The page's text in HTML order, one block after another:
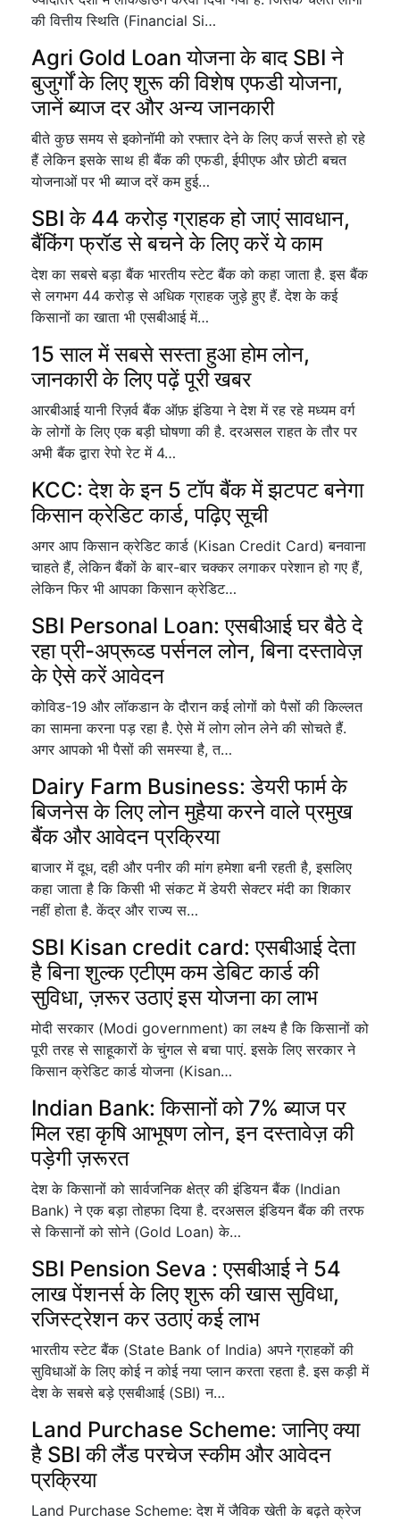
की वित्तीय स्थिति (Financial Si…
Agri Gold Loan योजना के बाद SBI ने
बुजुर्गों के लिए शुरू की विशेष एफडी योजना,
जानें ब्याज दर और अन्य जानकारी
बीते कुछ समय से इकोनॉमी को रफ्तार देने के लिए कर्ज सस्ते हो रहे
हैं लेकिन इसके साथ ही बैंक की एफडी, ईपीएफ और छोटी बचत
योजनाओं पर भी ब्याज दरें कम हुई…
SBI के 44 करोड़ ग्राहक हो जाएं सावधान,
बैंकिंग फ्रॉड से बचने के लिए करें ये काम
देश का सबसे बड़ा बैंक भारतीय स्टेट बैंक को कहा जाता है. इस बैंक
से लगभग 44 करोड़ से अधिक ग्राहक जुड़े हुए हैं. देश के कई
किसानों का खाता भी एसबीआई में…
15 साल में सबसे सस्ता हुआ होम लोन,
जानकारी के लिए पढ़ें पूरी खबर
आरबीआई यानी रिज़र्व बैंक ऑफ़ इंडिया ने देश में रह रहे मध्यम वर्ग
के लोगों के लिए एक बड़ी घोषणा की है. दरअसल राहत के तौर पर
अभी बैंक द्वारा रेपो रेट में 4…
KCC: देश के इन 5 टॉप बैंक में झटपट बनेगा
किसान क्रेडिट कार्ड, पढ़िए सूची
अगर आप किसान क्रेडिट कार्ड (Kisan Credit Card) बनवाना
चाहते हैं, लेकिन बैंकों के बार-बार चक्कर लगाकर परेशान हो गए हैं,
लेकिन फिर भी आपका किसान क्रेडिट…
SBI Personal Loan: एसबीआई घर बैठे दे
रहा प्री-अप्रूव्ड पर्सनल लोन, बिना दस्तावेज़
के ऐसे करें आवेदन
कोविड-19 और लॉकडान के दौरान कई लोगों को पैसों की किल्लत
का सामना करना पड़ रहा है. ऐसे में लोग लोन लेने की सोचते हैं.
अगर आपको भी पैसों की समस्या है, त…
Dairy Farm Business: डेयरी फार्म के
बिजनेस के लिए लोन मुहैया करने वाले प्रमुख
बैंक और आवेदन प्रक्रिया
बाजार में दूध, दही और पनीर की मांग हमेशा बनी रहती है, इसलिए
कहा जाता है कि किसी भी संकट में डेयरी सेक्टर मंदी का शिकार
नहीं होता है. केंद्र और राज्य स…
SBI Kisan credit card: एसबीआई देता
है बिना शुल्क एटीएम कम डेबिट कार्ड की
सुविधा, ज़रूर उठाएं इस योजना का लाभ
मोदी सरकार (Modi government) का लक्ष्य है कि किसानों को
पूरी तरह से साहूकारों के चुंगल से बचा पाएं. इसके लिए सरकार ने
किसान क्रेडिट कार्ड योजना (Kisan…
Indian Bank: किसानों को 7% ब्याज पर
मिल रहा कृषि आभूषण लोन, इन दस्तावेज़ की
पड़ेगी ज़रूरत
देश के किसानों को सार्वजनिक क्षेत्र की इंडियन बैंक (Indian
Bank) ने एक बड़ा तोहफा दिया है. दरअसल इंडियन बैंक की तरफ
से किसानों को सोने (Gold Loan) के…
SBI Pension Seva : एसबीआई ने 54
लाख पेंशनर्स के लिए शुरू की खास सुविधा,
रजिस्ट्रेशन कर उठाएं कई लाभ
भारतीय स्टेट बैंक (State Bank of India) अपने ग्राहकों की
सुविधाओं के लिए कोई न कोई नया प्लान करता रहता है. इस कड़ी में
देश के सबसे बड़े एसबीआई (SBI) न…
Land Purchase Scheme: जानिए क्या
है SBI की लैंड परचेज स्कीम और आवेदन
प्रक्रिया
Land Purchase Scheme: देश में जैविक खेती के बढ़ते क्रेज